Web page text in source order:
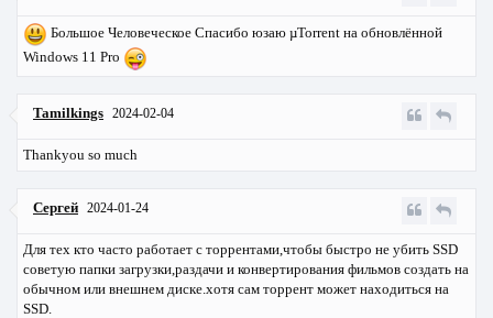
Большое Человеческое Спасибо юзаю µTorrent на обновлённой
Windows 11 Pro
Tamilkings 2024-02-04
Thankyou so much
Сергей 2024-01-24
Для тех кто часто работает с торрентами,чтобы быстро не убить SSD
советую папки загрузки,раздачи и конвертирования фильмов создать на
обычном или внешнем диске.хотя сам торрент может находиться на
SSD.